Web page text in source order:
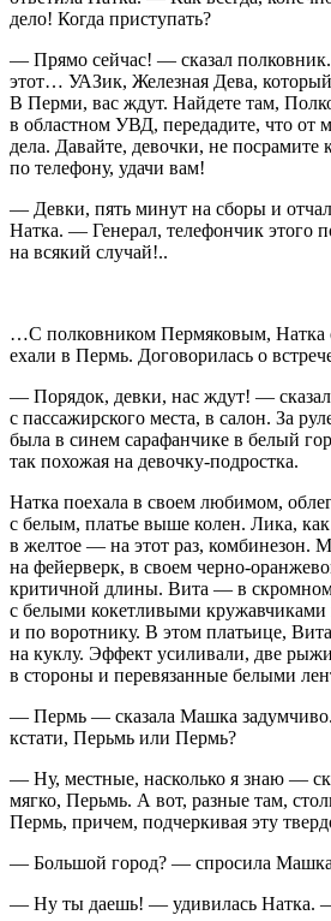
дело! Когда приступать?
— Прямо сейчас! — сказал
этот… УАЗик, Железная Дева,
В Перми, вас ждут. Найдете там,
в областном УВД, передадите, что от
дела. Давайте, девочки, не посрамите
по телефону, удачи вам!
— Девки, пять минут на сборы и
Натка. — Генерал, телефончик этого
на всякий случай!..
…С полковником Пермяковым, Натка
ехали в Пермь. Договорилась о
— Порядок, девки, нас ждут! —
с пассажирского места, в салон. За
была в синем сарафанчике в белый
так похожая на девочку-подростка.
Натка поехала в своем любимом,
с белым, платье выше колен. Лика, как
в желтое — на этот раз, комбинезон.
на фейерверк, в своем черно-
критичной длины. Вита — в скромном
с белыми кокетливыми кружавчиками
и по воротнику. В этом платьице,
на куклу. Эффект усиливали, две
в стороны и перевязанные белыми
— Пермь — сказала Машка
кстати, Перьмь или Пермь?
— Ну, местные, насколько я знаю —
мягко, Перьмь. А вот, разные там,
Пермь, причем, подчеркивая эту
— Большой город? — спросила
— Ну ты даешь! — удивилась Натка.